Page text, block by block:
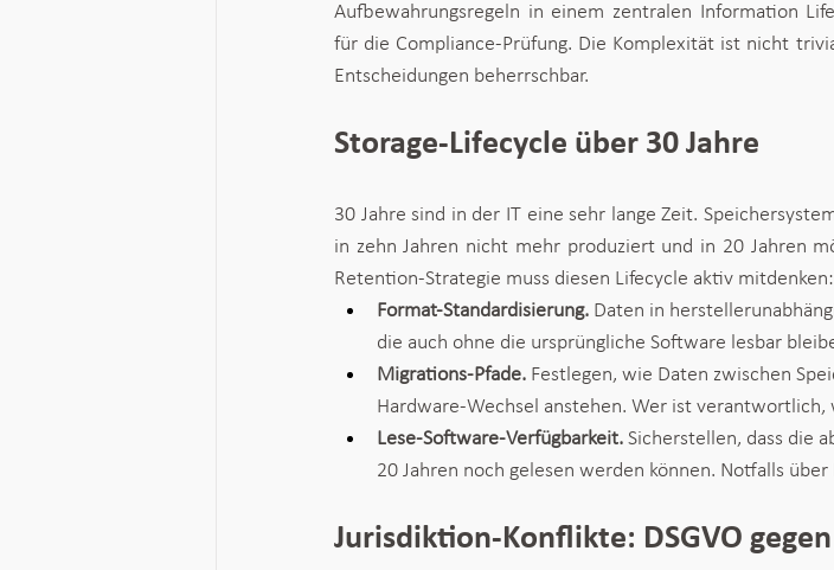
Aufbewahrungsregeln in einem zentralen Information
für die Compliance-Prüfung. Die Komplexität ist nicht
Entscheidungen beherrschbar.
Storage-Lifecycle über 30 Jahre
30 Jahre sind in der IT eine sehr lange Zeit.
in zehn Jahren nicht mehr produziert und in 20 Jahren
Retention-Strategie muss diesen Lifecycle aktiv mitdenken:
Format-Standardisierung. Daten in
die auch ohne die ursprüngliche Software lesbar
Migrations-Pfade. Festlegen, wie Daten zwischen
Hardware-Wechsel anstehen. Wer ist verantwortlich,
Lese-Software-Verfügbarkeit. Sicherstellen, dass die
20 Jahren noch gelesen werden können. Notfalls
Jurisdiktion-Konflikte: DSGVO